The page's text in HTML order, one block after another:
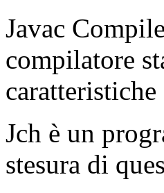
Javac
compilatore
Jch è un
stesura di